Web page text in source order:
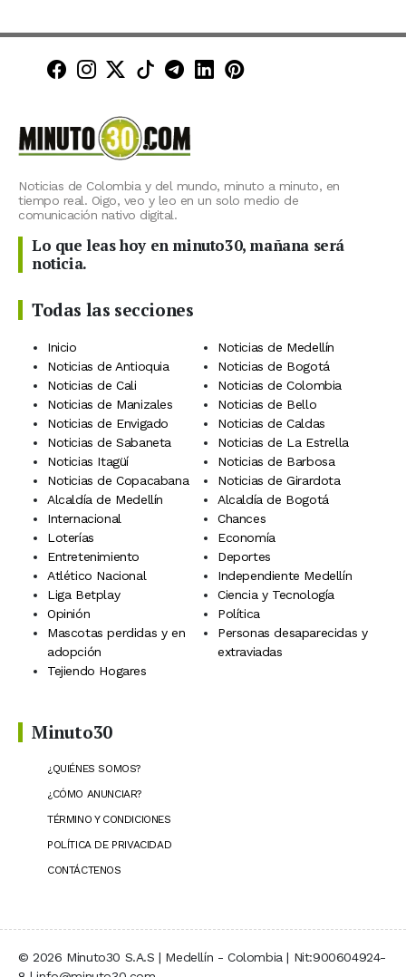
Minuto30 en Facebook
Minuto30 en Instagram
Minuto30 en X (Twitter)
Minuto30 en TikTok
Canal de Minuto30 en
Minuto30 en LinkedIn
Minuto30 en
Noticias de Colombia y del mundo, minuto a minuto, en
tiempo real. Oigo, veo y leo en un solo medio de
comunicación nativo digital.
Lo que leas hoy en minuto30, mañana será
noticia.
Todas las secciones
Inicio
Noticias de Medellín
Noticias de Antioquia
Noticias de Bogotá
Noticias de Cali
Noticias de Colombia
Noticias de Manizales
Noticias de Bello
Noticias de Envigado
Noticias de Caldas
Noticias de Sabaneta
Noticias de La Estrella
Noticias Itagüí
Noticias de Barbosa
Noticias de Copacabana
Noticias de Girardota
Alcaldía de Medellín
Alcaldía de Bogotá
Internacional
Chances
Loterías
Economía
Entretenimiento
Deportes
Atlético Nacional
Independiente Medellín
Liga Betplay
Ciencia y Tecnología
Opinión
Política
Mascotas perdidas y en
adopción
Personas desaparecidas y
extraviadas
Tejiendo Hogares
Minuto30
¿QUIÉNES SOMOS?
¿CÓMO ANUNCIAR?
TÉRMINO Y CONDICIONES
POLÍTICA DE PRIVACIDAD
CONTÁCTENOS
© 2026 Minuto30 S.A.S | Medellín - Colombia | Nit:900604924-